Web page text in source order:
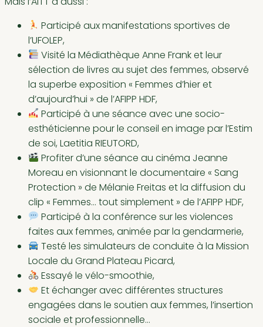
Participé aux manifestations sportives de
l’UFOLEP,
Visité la Médiathèque Anne Frank et leur
sélection de livres au sujet des femmes, observé
la superbe exposition « Femmes d’hier et
d’aujourd’hui » de l’AFIPP HDF,
Participé à une séance avec une socio-
esthéticienne pour le conseil en image par l’Estim
de soi, Laetitia RIEUTORD,
Profiter d’une séance au cinéma Jeanne
Moreau en visionnant le documentaire « Sang
Protection » de Mélanie Freitas et la diffusion du
clip « Femmes… tout simplement » de l’AFIPP HDF,
Participé à la conférence sur les violences
faites aux femmes, animée par la gendarmerie,
Testé les simulateurs de conduite à la Mission
Locale du Grand Plateau Picard,
Essayé le vélo-smoothie,
Et échanger avec différentes structures
engagées dans le soutien aux femmes, l’insertion
sociale et professionnelle…